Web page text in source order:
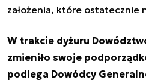
założenia, które ostatecznie
W trakcie dyżuru
zmieniło swoje
podlega Dowódcy